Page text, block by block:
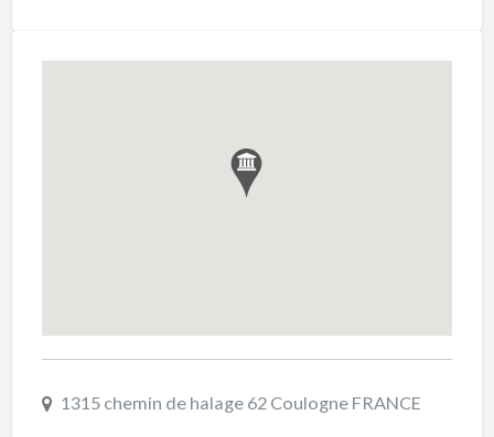
1315 chemin de halage 62 Coulogne FRANCE